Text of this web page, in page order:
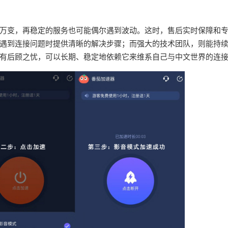
变，再稳定的服务也可能偶尔遇到波动。这时，售后实时保障和
到连接问题时提供清晰的解决步骤；而强大的技术团队，则能持
顾之忧，可以长期、稳定地依赖它来维系自己与中文世界的连接